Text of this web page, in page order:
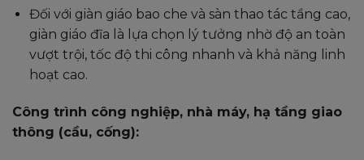
Đối với giàn giáo bao che và sàn thao tác tầng cao,
giàn giáo đĩa là lựa chọn lý tưởng nhờ độ an toàn
vượt trội, tốc độ thi công nhanh và khả năng linh
hoạt cao.
Công trình công nghiệp, nhà máy, hạ tầng giao
thông (cầu, cống):